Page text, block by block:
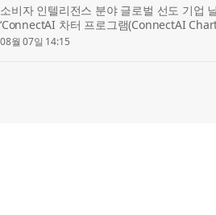
소비자 인텔리전스 분야 글로벌 선도 기업
‘ConnectAI 차터 프로그램(ConnectAI
닐슨IQ가 퍼스널케어, 펫케어, 뷰티, 음료 ...
08월 07일 14:15